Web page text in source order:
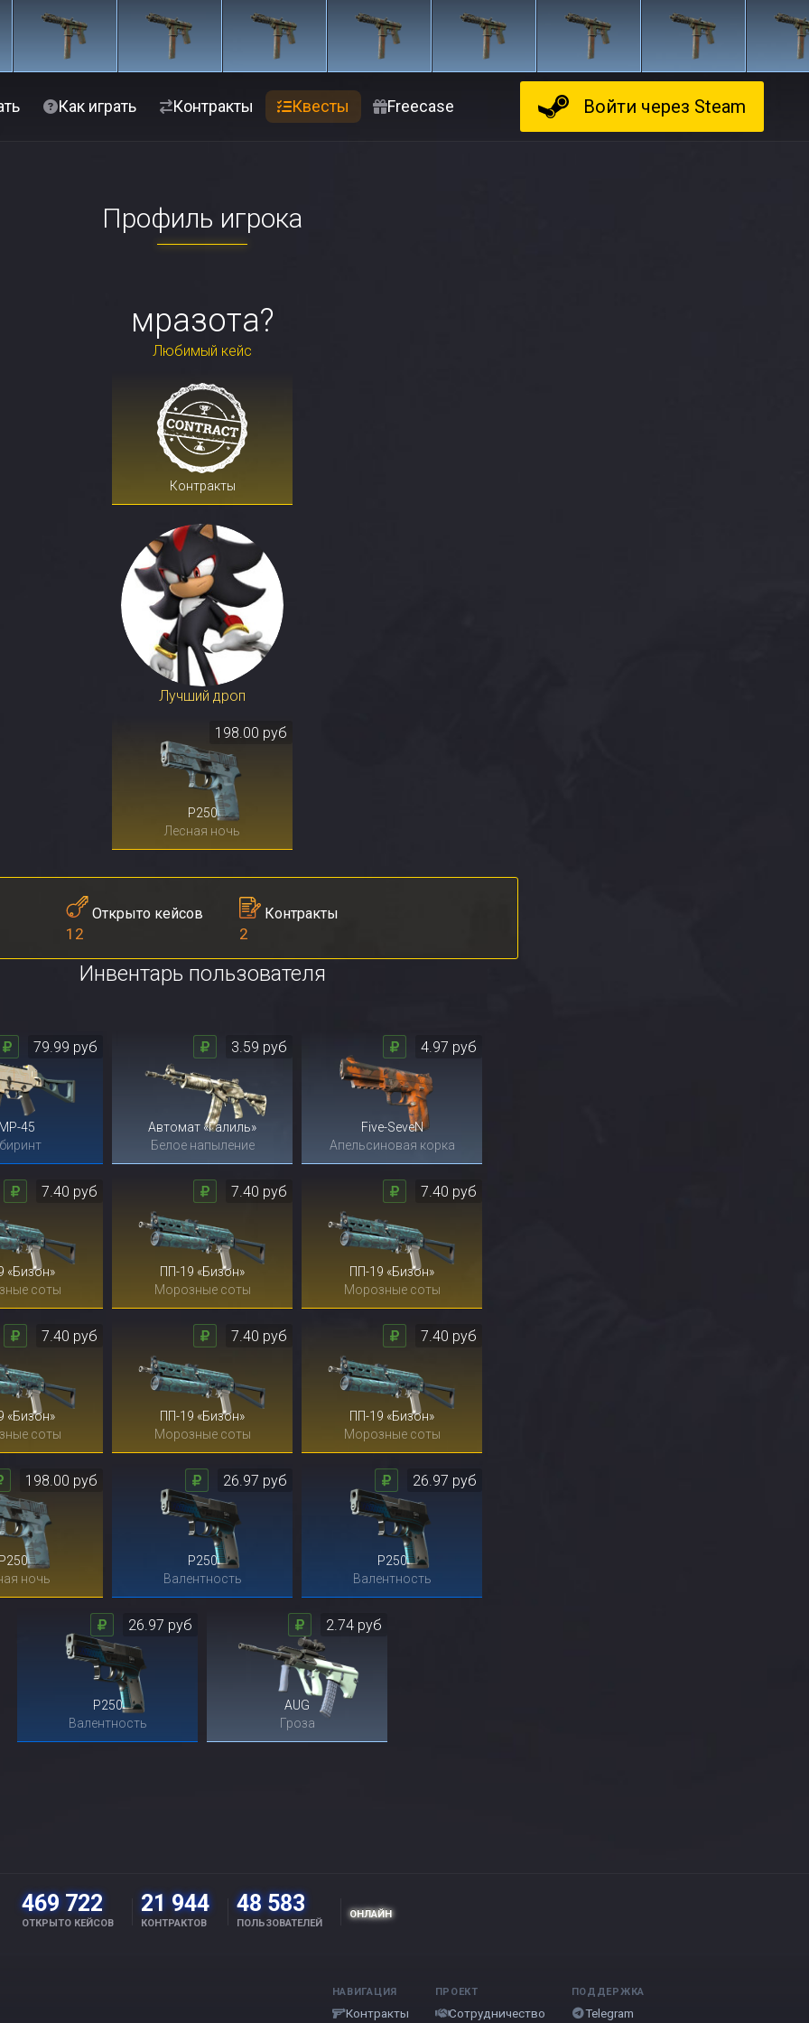
Как играть Контракты Квесты Freecase Войти через Steam
Профиль игрока
мразота?
Любимый кейс
Контракты
Лучший дроп
P250
Лесная ночь
198.00 руб
Открыто кейсов
12
Контракты
2
Инвентарь пользователя
45
79.99 руб
Автомат «Галиль»
Белое напыление
3.59 руб
Five-SeveN
Апельсиновая корка
4.97 руб
«Бизон»
соты
7.40 руб
ПП-19 «Бизон»
Морозные соты
7.40 руб
ПП-19 «Бизон»
Морозные соты
7.40 руб
«Бизон»
соты
7.40 руб
ПП-19 «Бизон»
Морозные соты
7.40 руб
ПП-19 «Бизон»
Морозные соты
7.40 руб
ночь
198.00 руб
P250
Валентность
26.97 руб
P250
Валентность
26.97 руб
P250
Валентность
26.97 руб
AUG
Гроза
2.74 руб
469 722
ОТКРЫТО КЕЙСОВ
21 944
КОНТРАКТОВ
48 583
ПОЛЬЗОВАТЕЛЕЙ
ОНЛАЙН
НАВИГАЦИЯ
Контракты
ПРОЕКТ
Сотрудничество
ПОДДЕРЖКА
Telegram